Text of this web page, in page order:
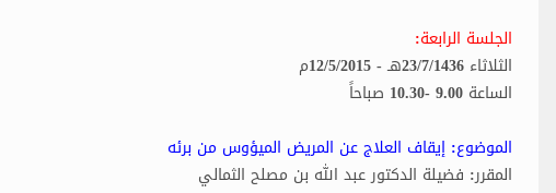
الجلسة الرابعة:
الثلاثاء 23/7/1436هـ - 12/5/2015م
الساعة 9.00 -10.30 صباحاً
الموضوع: إيقاف العلاج عن المريض الميؤوس من برئه
المقرر: فضيلة الدكتور عبد الله بن مصلح الثمالي